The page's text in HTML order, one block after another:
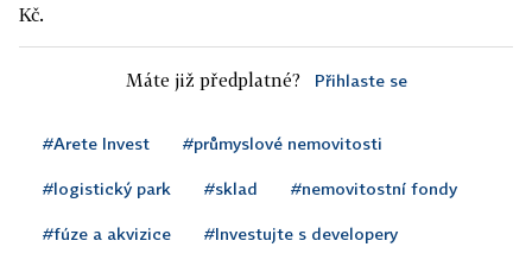
Kč.
Máte již předplatné? Přihlaste se
#Arete Invest #průmyslové nemovitosti
#logistický park #sklad #nemovitostní fondy
#fúze a akvizice #Investujte s developery